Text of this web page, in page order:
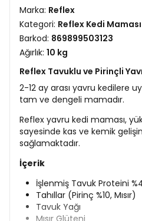
Marka: Reflex
Kategori: Reflex Kedi Maması
Barkod: 869899503123
Ağırlık: 10 kg
Reflex Tavuklu ve Pirinçli
2-12 ay arası yavru kedilere
tam ve dengeli mamadır.
Reflex yavru kedi maması,
sayesinde kas ve kemik
sağlamaktadır.
İçerik
İşlenmiş Tavuk Proteini
Tahıllar (Pirinç %10, Mısır)
Tavuk Yağı
Mısır Glüteni